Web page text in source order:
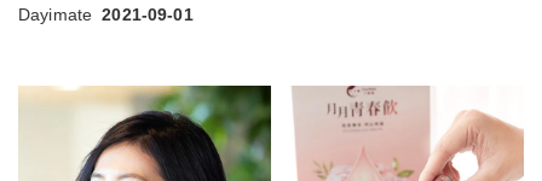
Dayimate 2021-09-01